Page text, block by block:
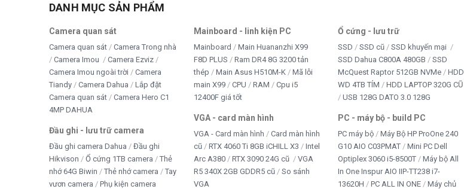
TRÒ CHƠI TRẺ EM
WEB CAM
DANH MỤC SẢN PHẨM
Camera quan sát
Camera quan sát
Camera Trong nhà
Camera Imou
Camera Ezviz
Camera Imou ngoài trời
Camera
Tiandy
Camera Dahua
Lắp đặt
Camera quan sát
Camera Hero C1
4MP DAHUA
Đầu ghi - lưu trữ camera
Đầu ghi camera Dahua
Đầu ghi
Hikvison
Ổ cứng 1TB camera
Thẻ
nhớ 64G Biwin
Thẻ nhớ camera
Tay
vươn camera
Phụ kiện camera
Mainboard - linh kiện PC
Mainboard
Main Huananzhi X99
F8D PLUS
Ram DR4 8G 3200 tản
thép
Main Asus H510M-K
Mã lỗi
main X99
CPU RAM
Cpu i5
12400F giá tốt
VGA - card màn hình
VGA - Card màn hình
Card màn hình
cũ
RTX 4060 Ti 8GB iCHILL X3
Intel
Arc A380
RTX 3090 24G cũ
VGA
R5 340X 2GB GDDR5 cũ
So sánh
VGA
Ổ cứng - lưu trữ
SSD SSD cũ
SSD khuyến mại
SSD Dahua C800A 480GB
SSD
McQuest Raptor 512GB NVMe
HDD
WD 4TB TÍM
HDD LAPTOP 320G CŨ
USB 128G DATO 3.0 128G
PC - máy bộ - build PC
PC máy bộ
Máy Bộ HP ProOne 240
G10 AIO C03PMAT
Mini PC Dell
Optiplex 3060 i5-8500T
Máy bộ All
In One Inspur AIO IIP-TT238 i7-
13620H
PC ALL IN ONE
Máy chủ